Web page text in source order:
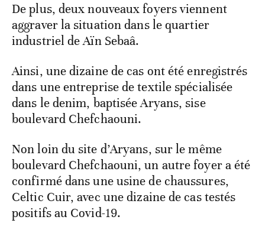
De plus, deux nouveaux foyers viennent
aggraver la situation dans le quartier
industriel de Aïn Sebaâ.
Ainsi, une dizaine de cas ont été enregistrés
dans une entreprise de textile spécialisée
dans le denim, baptisée Aryans, sise
boulevard Chefchaouni.
Non loin du site d’Aryans, sur le même
boulevard Chefchaouni, un autre foyer a été
confirmé dans une usine de chaussures,
Celtic Cuir, avec une dizaine de cas testés
positifs au Covid-19.